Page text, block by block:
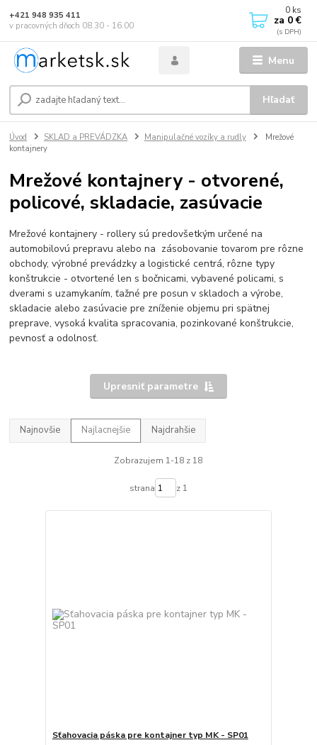
Menu
Hľadať
+421 948 935 411
v pracovných dňoch 08.30 - 16.00
0 ks
za 0 €
Úvod SKLAD a PREVÁDZKA Manipulačné vozíky a rudly
Mrežové
kontajnery
Mrežové kontajnery - otvorené,
policové, skladacie, zasúvacie
Mrežové kontajnery - rollery sú predovšetkým určené na
automobilovú prepravu alebo na zásobovanie tovarom pre rôzne
obchody, výrobné prevádzky a logistické centrá, rôzne typy
konštrukcie - otvortené len s bočnicami, vybavené policami, s
dverami s uzamykaním, ťažné pre posun v skladoch a výrobe,
skladacie alebo zasúvacie pre zníženie objemu pri spätnej
preprave, vysoká kvalita spracovania, pozinkované konštrukcie,
pevnosť a odolnosť.
Upresniť parametre
Najnovšie Najlacnejšie Najdrahšie
Zobrazujem 1-18 z 18
strana z 1
Sťahovacia páska pre kontajner typ MK - SP01